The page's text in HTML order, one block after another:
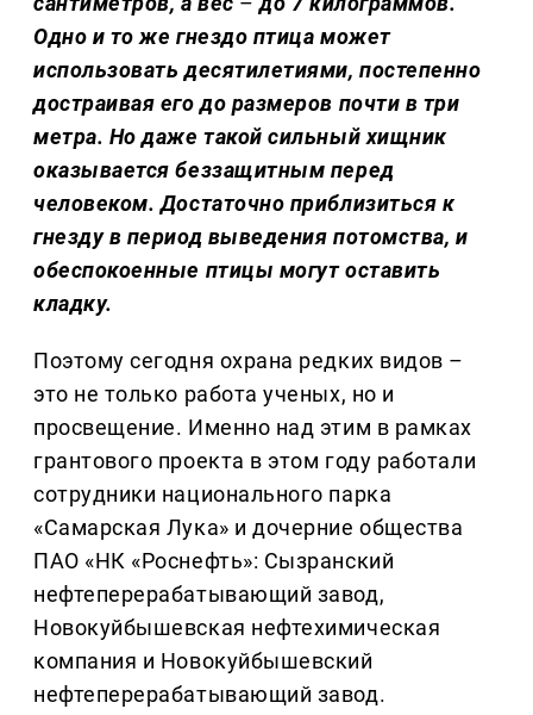
Одно и то же гнездо птица может
использовать десятилетиями, постепенно
достраивая его до размеров почти в три
метра. Но даже такой сильный хищник
оказывается беззащитным перед
человеком. Достаточно приблизиться к
гнезду в период выведения потомства, и
обеспокоенные птицы могут оставить
кладку.
Поэтому сегодня охрана редких видов –
это не только работа ученых, но и
просвещение. Именно над этим в рамках
грантового проекта в этом году работали
сотрудники национального парка
«Самарская Лука» и дочерние общества
ПАО «НК «Роснефть»: Сызранский
нефтеперерабатывающий завод,
Новокуйбышевская нефтехимическая
компания и Новокуйбышевский
нефтеперерабатывающий завод.